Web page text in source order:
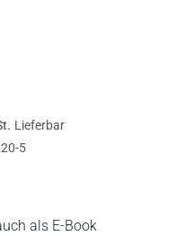
als E-Book
Lieferbar
5